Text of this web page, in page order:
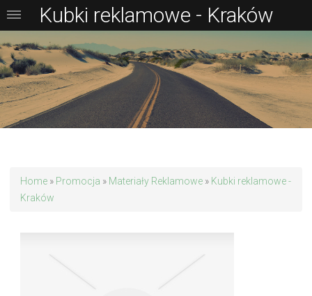
Home » Promocja » Materiały Reklamowe » Kubki reklamowe -
Kraków
Kubki reklamowe - Kraków